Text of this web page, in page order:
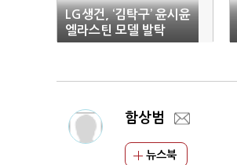
LG생건, ‘김탁구’ 윤시윤
엘라스틴 모델 발탁
함상범
뉴스북